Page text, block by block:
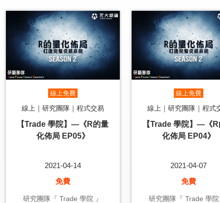
線上免費
線上｜研究團隊｜程式交易
【Trade 學院】—《R的量
化佈局 EP05》
2021-04-14
免費
研究團隊『 Trade 學院 』
線上免費
線上｜研究團隊｜程式
【Trade 學院】—《
化佈局 EP04》
2021-04-07
免費
研究團隊『 Trade 學